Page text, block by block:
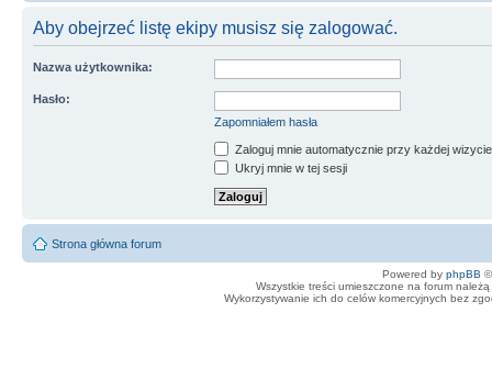
Aby obejrzeć listę ekipy musisz się zalogować.
Nazwa użytkownika:
Hasło:
Zapomniałem hasła
Zaloguj mnie automatycznie przy każdej wizycie
Ukryj mnie w tej sesji
Strona główna forum
Powered by phpBB
Wszystkie treści umieszczone na forum
Wykorzystywanie ich do celów komercyjnych bez